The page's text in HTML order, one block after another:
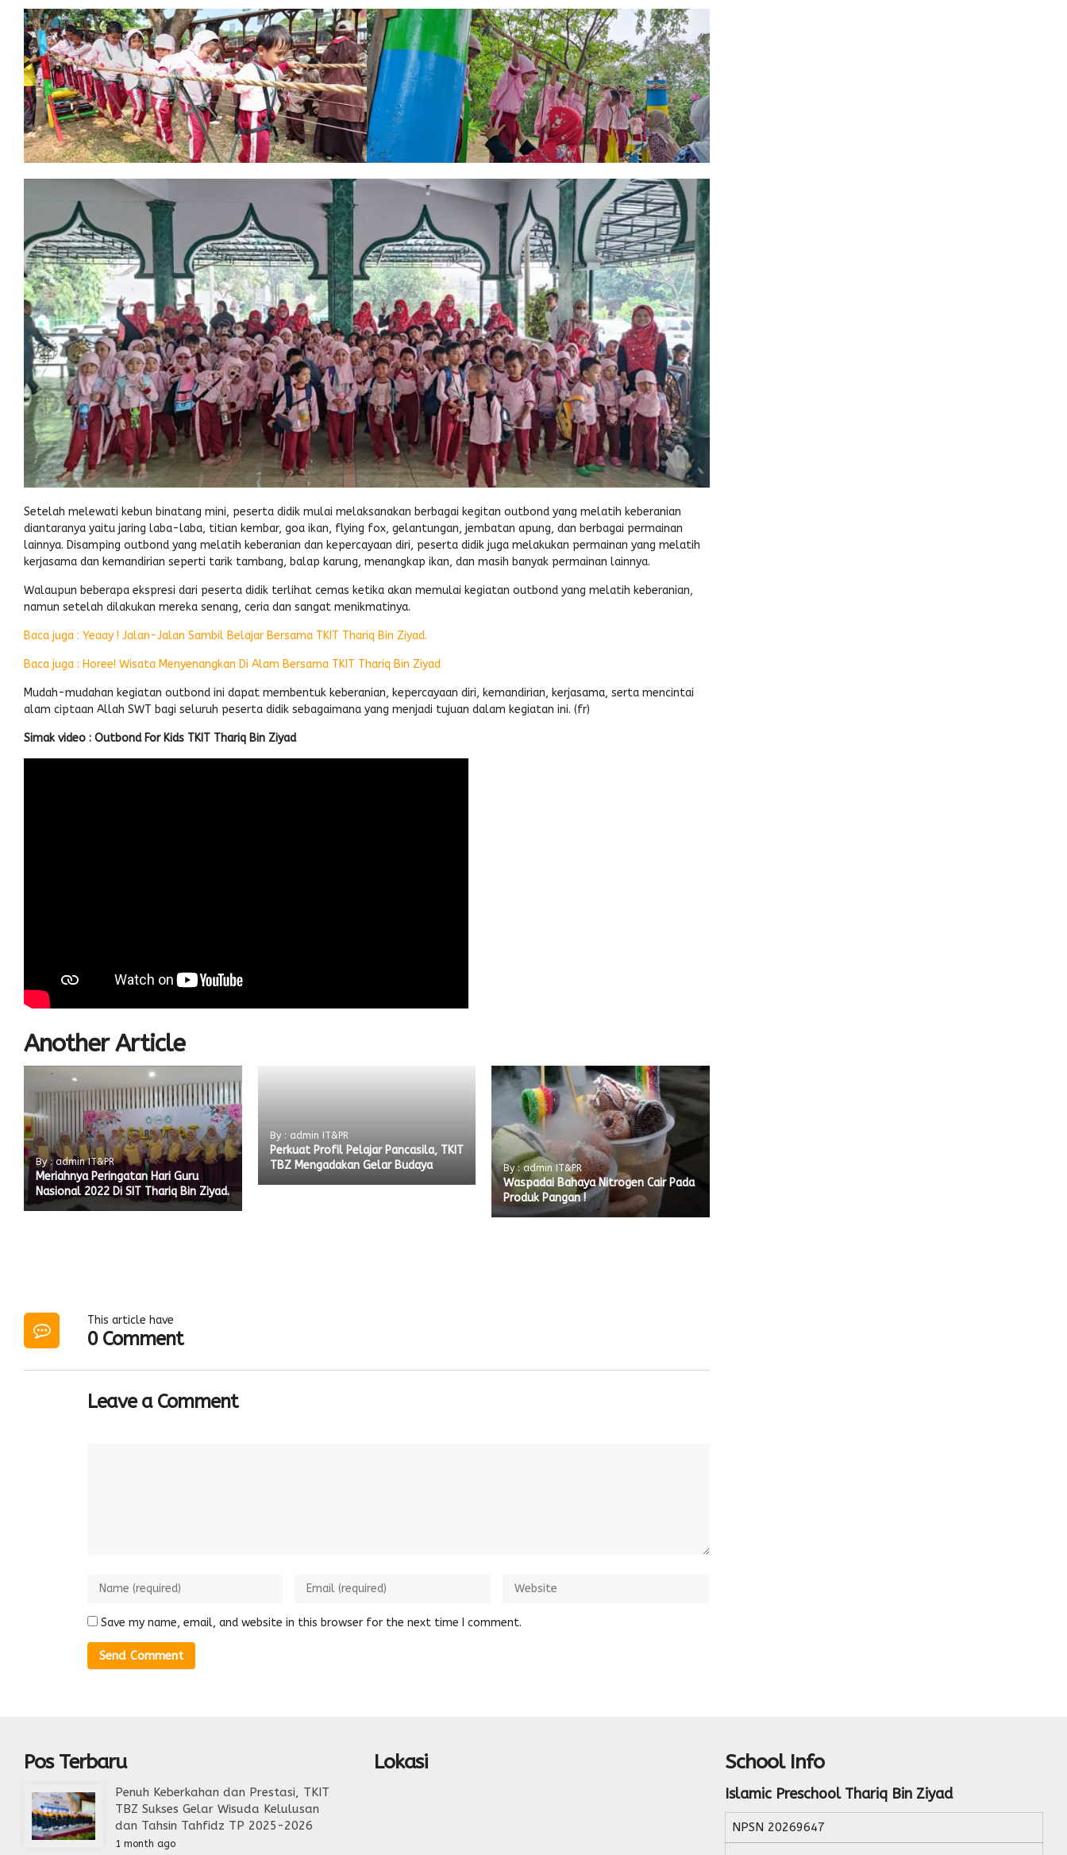
Setelah melewati kebun binatang mini, peserta didik mulai melaksanakan berbagai kegitan outbond yang melatih keberanian
diantaranya yaitu jaring laba-laba, titian kembar, goa ikan, flying fox, gelantungan, jembatan apung, dan berbagai permainan
lainnya. Disamping outbond yang melatih keberanian dan kepercayaan diri, peserta didik juga melakukan permainan yang melatih
kerjasama dan kemandirian seperti tarik tambang, balap karung, menangkap ikan, dan masih banyak permainan lainnya.
Walaupun beberapa ekspresi dari peserta didik terlihat cemas ketika akan memulai kegiatan outbond yang melatih keberanian,
namun setelah dilakukan mereka senang, ceria dan sangat menikmatinya.
Baca juga : Yeaay ! Jalan-Jalan Sambil Belajar Bersama TKIT Thariq Bin Ziyad.
Baca juga : Horee! Wisata Menyenangkan Di Alam Bersama TKIT Thariq Bin Ziyad
Mudah-mudahan kegiatan outbond ini dapat membentuk keberanian, kepercayaan diri, kemandirian, kerjasama, serta mencintai
alam ciptaan Allah SWT bagi seluruh peserta didik sebagaimana yang menjadi tujuan dalam kegiatan ini. (fr)
Simak video : Outbond For Kids TKIT Thariq Bin Ziyad
Another Article
By : admin IT&PR
Meriahnya Peringatan Hari Guru
Nasional 2022 Di SIT Thariq Bin Ziyad.
By : admin IT&PR
Perkuat Profil Pelajar Pancasila, TKIT
TBZ Mengadakan Gelar Budaya
By : admin IT&PR
Waspadai Bahaya Nitrogen Cair Pada
Produk Pangan !
This article have
0 Comment
Leave a Comment
Save my name, email, and website in this browser for the next time I comment.
Pos Terbaru
Penuh Keberkahan dan Prestasi, TKIT
TBZ Sukses Gelar Wisuda Kelulusan
dan Tahsin Tahfidz TP 2025-2026
1 month ago
Lokasi School Info
Islamic Preschool Thariq Bin Ziyad
NPSN 20269647